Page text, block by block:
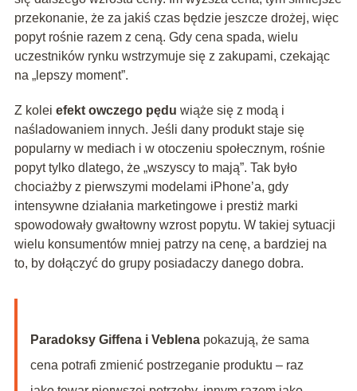
przekonanie, że za jakiś czas będzie jeszcze drożej, więc
popyt rośnie razem z ceną. Gdy cena spada, wielu
uczestników rynku wstrzymuje się z zakupami, czekając
na „lepszy moment”.
Z kolei efekt owczego pędu wiąże się z modą i
naśladowaniem innych. Jeśli dany produkt staje się
popularny w mediach i w otoczeniu społecznym, rośnie
popyt tylko dlatego, że „wszyscy to mają”. Tak było
chociażby z pierwszymi modelami iPhone’a, gdy
intensywne działania marketingowe i prestiż marki
spowodowały gwałtowny wzrost popytu. W takiej sytuacji
wielu konsumentów mniej patrzy na cenę, a bardziej na
to, by dołączyć do grupy posiadaczy danego dobra.
Paradoksy Giffena i Veblenapokazują, że sama
cena potrafi zmienić postrzeganie produktu – raz